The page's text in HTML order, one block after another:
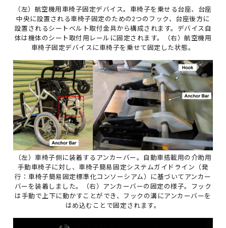
（左）航空機用車椅子固定デバイス。車椅子を乗せる台座、台座
中央に設置される車椅子固定のための2つのフック、台座後方に
設置されるシートベルト取付金具から構成されます。デバイス自
体は機体のシート取付用レールに固定されます。（右）航空機用
車椅子固定デバイスに車椅子を乗せて固定した状態。
（左）車椅子側に装着するアンカーバー。自動車搭載用の介助用
手動車椅子に対し、車椅子簡易固定システムガイドライン（発
行：車椅子簡易固定標準化コンソーシアム）に基づいてアンカー
バーを装着しました。（右）アンカーバーの固定の様子。フック
は手動で上下に動かすことができ、フックの溝にアンカーバーを
はめ込むことで固定されます。